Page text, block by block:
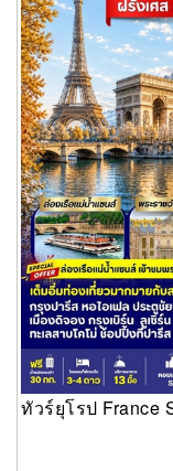
ทัวร์ยุโรป France